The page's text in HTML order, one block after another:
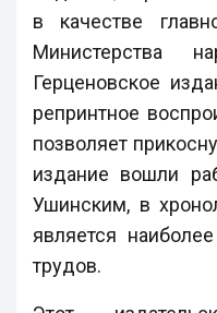
в качестве
Министерства
Герценовское
репринтное
позволяет
издание вошли
Ушинским, в
является
трудов.